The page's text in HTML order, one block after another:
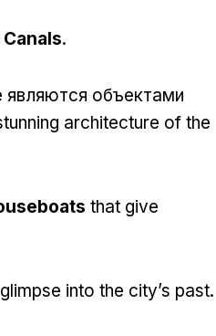
.
являются объектами
architecture of the
that give
into the city’s past.